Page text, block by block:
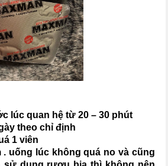
lúc quan hệ từ 20 – 30 phút
theo chỉ định
1 viên
uống lúc không quá no và cũng